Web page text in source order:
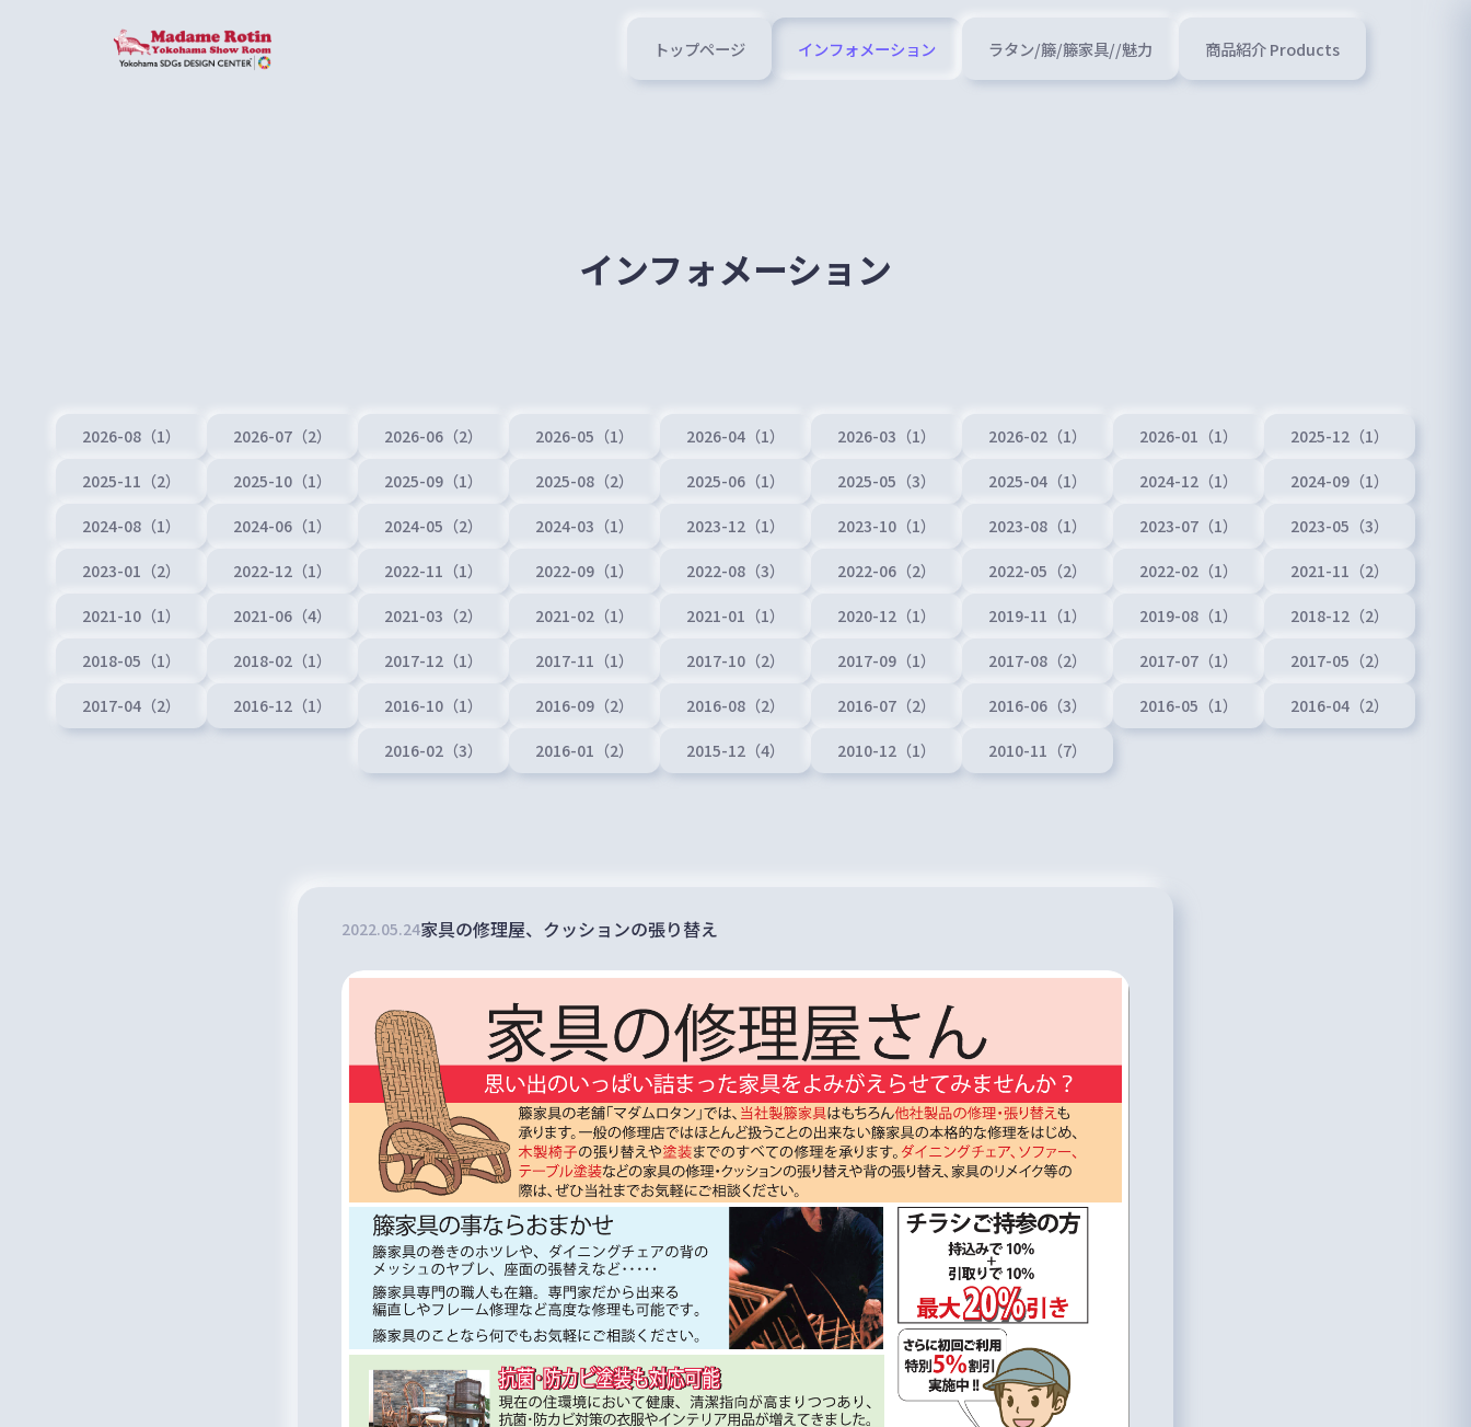
トップページ インフォメーション ラタン/籐/籐家具//魅力 商品紹介 Products
インフォメーション
2026-08（1） 2026-07（2） 2026-06（2） 2026-05（1） 2026-04（1） 2026-03（1） 2026-02（1） 2026-01（1） 2025-12（1）
2025-11（2） 2025-10（1） 2025-09（1） 2025-08（2） 2025-06（1） 2025-05（3） 2025-04（1） 2024-12（1） 2024-09（1）
2024-08（1） 2024-06（1） 2024-05（2） 2024-03（1） 2023-12（1） 2023-10（1） 2023-08（1） 2023-07（1） 2023-05（3）
2023-01（2） 2022-12（1） 2022-11（1） 2022-09（1） 2022-08（3） 2022-06（2） 2022-05（2） 2022-02（1） 2021-11（2）
2021-10（1） 2021-06（4） 2021-03（2） 2021-02（1） 2021-01（1） 2020-12（1） 2019-11（1） 2019-08（1） 2018-12（2）
2018-05（1） 2018-02（1） 2017-12（1） 2017-11（1） 2017-10（2） 2017-09（1） 2017-08（2） 2017-07（1） 2017-05（2）
2017-04（2） 2016-12（1） 2016-10（1） 2016-09（2） 2016-08（2） 2016-07（2） 2016-06（3） 2016-05（1） 2016-04（2）
2016-02（3） 2016-01（2） 2015-12（4） 2010-12（1） 2010-11（7）
2022.05.24家具の修理屋、クッションの張り替え